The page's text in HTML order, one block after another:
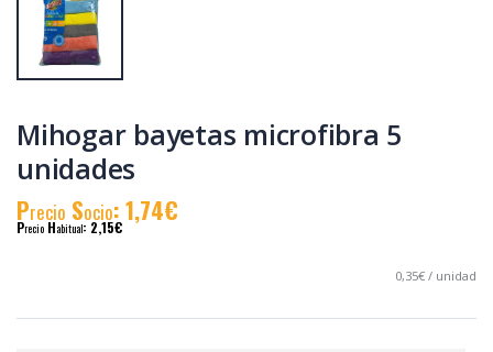
Mihogar bayetas microfibra 5
unidades
Precio Socio: 1,74€
Precio Habitual: 2,15€
0,35€ / unidad